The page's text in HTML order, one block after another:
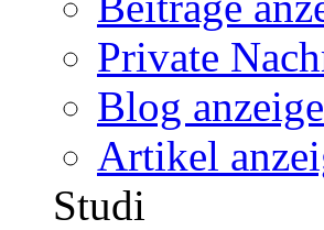
Private
Blog
Artikel
Studi